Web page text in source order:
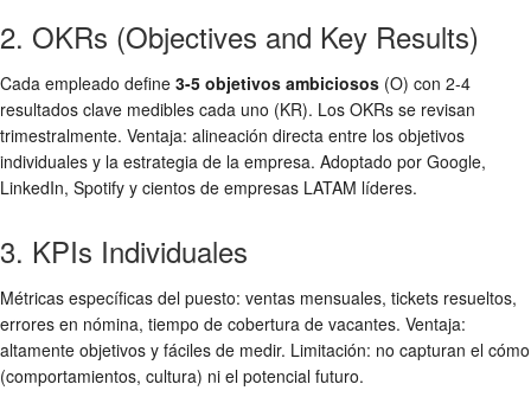
2. OKRs (Objectives and Key Results)
Cada empleado define 3-5 objetivos ambiciosos (O) con 2-4
resultados clave medibles cada uno (KR). Los OKRs se revisan
trimestralmente. Ventaja: alineación directa entre los objetivos
individuales y la estrategia de la empresa. Adoptado por Google,
LinkedIn, Spotify y cientos de empresas LATAM líderes.
3. KPIs Individuales
Métricas específicas del puesto: ventas mensuales, tickets resueltos,
errores en nómina, tiempo de cobertura de vacantes. Ventaja:
altamente objetivos y fáciles de medir. Limitación: no capturan el cómo
(comportamientos, cultura) ni el potencial futuro.